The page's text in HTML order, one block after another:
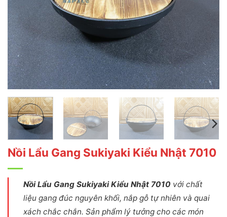
Nồi Lẩu Gang Sukiyaki Kiểu Nhật 7010
Nồi Lẩu Gang Sukiyaki Kiểu Nhật 7010 với chất
liệu gang đúc nguyên khối, nắp gỗ tự nhiên và quai
xách chắc chắn. Sản phẩm lý tưởng cho các món